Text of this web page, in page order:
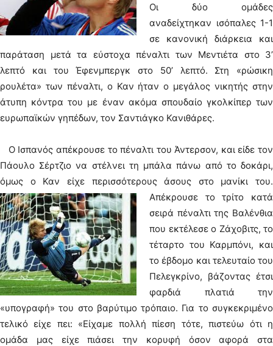
Οι δύο ομάδες
αναδείχτηκαν ισόπαλες 1-1
σε κανονική διάρκεια και
παράταση μετά τα εύστοχα πέναλτι των Μεντιέτα στο 3’
λεπτό και του Έφενμπεργκ στο 50’ λεπτό. Στη «ρώσικη
ρουλέτα» των πέναλτι, ο Καν ήταν ο μεγάλος νικητής στην
άτυπη κόντρα του με έναν ακόμα σπουδαίο γκολκίπερ των
ευρωπαϊκών γηπέδων, τον Σαντιάγκο Κανιθάρες.
Ο Ισπανός απέκρουσε το πέναλτι του Άντερσον, και είδε τον
Πάουλο Σέρτζιο να στέλνει τη μπάλα πάνω από το δοκάρι,
όμως ο Καν είχε περισσότερους άσους στο μανίκι του.
Απέκρουσε το τρίτο κατά
σειρά πέναλτι της Βαλένθια
που εκτέλεσε ο Ζάχοβιτς, το
τέταρτο του Καρμπόνι, και
το έβδομο και τελευταίο του
Πελεγκρίνο, βάζοντας έτσι
φαρδιά πλατιά την
«υπογραφή» του στο βαρύτιμο τρόπαιο. Για το συγκεκριμένο
τελικό είχε πει: «Είχαμε πολλή πίεση τότε, πιστεύω ότι η
ομάδα μας είχε πιάσει την κορυφή όσον αφορά στα